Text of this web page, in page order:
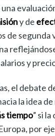
y de
de segunda
y
el debate
la idea
tiempo” si
por